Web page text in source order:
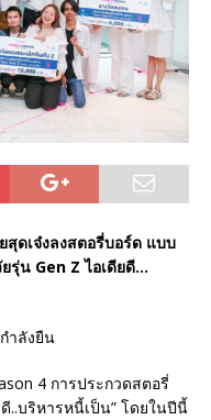
สุดเจ๋งลงสตอรี่บอร์ด แบบ
ยรุ่น Gen Z ไอเดียดี…
4 การประกวดสตอรี่
..บริหารหนี้เป็น” โดยในปีนี้